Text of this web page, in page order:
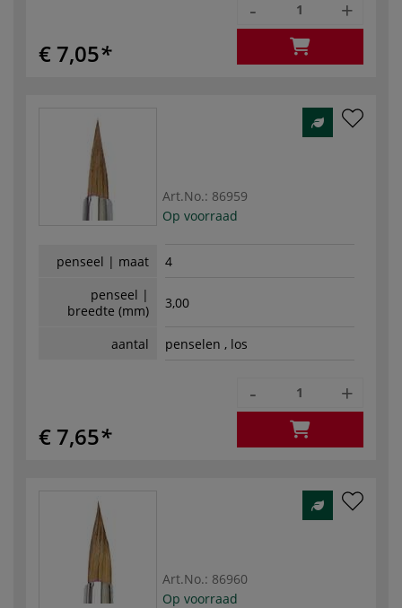
€ 7,05
- +
Art.No.: 86959
Op voorraad
penseel | maat
4
penseel |
breedte (mm)
3,00
aantal penselen , los
€ 7,65
- +
Art.No.: 86960
Op voorraad